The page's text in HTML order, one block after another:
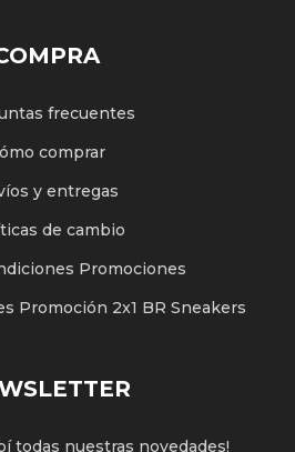
frecuentes
comprar
y entregas
de cambio
Promociones
Promoción 2x1 BR Sneakers
todas nuestras novedades!